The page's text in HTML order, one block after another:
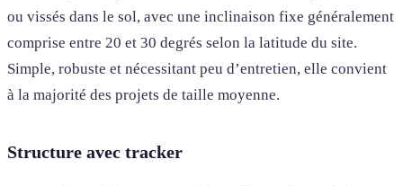
ou vissés dans le sol, avec une inclinaison fixe généralement
comprise entre 20 et 30 degrés selon la latitude du site.
Simple, robuste et nécessitant peu d’entretien, elle convient
à la majorité des projets de taille moyenne.
Structure avec tracker